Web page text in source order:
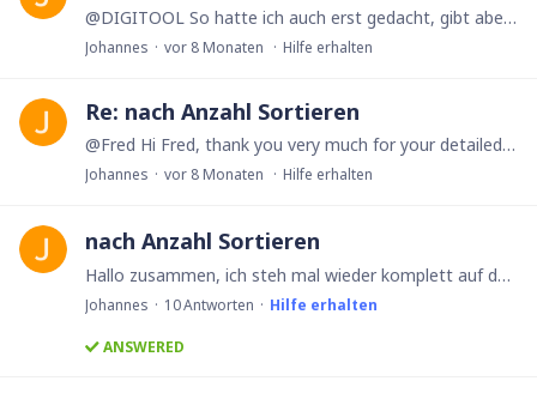
@DIGITOOL So hatte ich auch erst gedacht, gibt aber z.B. aber Probleme bei 10x Instrument 1 und 9x Instrument 2 Die Lösung von Fred ist spitze. Ich hab zwar etwas gebraucht,…
Johannes vor 8 Monaten Hilfe erhalten
Re: nach Anzahl Sortieren
@Fred Hi Fred, thank you very much for your detailed reply — that works perfectly! I really appreciate the way you explained the logic behind the JSON approach.…
Johannes vor 8 Monaten Hilfe erhalten
nach Anzahl Sortieren
Hallo zusammen, ich steh mal wieder komplett auf dem Schlauch... Folgender Code tut was er soll, ich hätte jetzt nur gerne, das die Liste nach Anzahl der Verwendung der Instrumente sortiert wird.…
Johannes 10Antworten Hilfe erhalten
ANSWERED